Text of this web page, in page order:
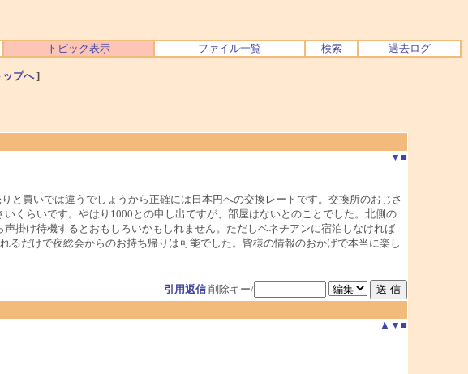
トピック表示 ファイル一覧 検索 過去ログ
プへ]
▼ ■
と買いでは違うでしょうから正確には日本円への交換レートです。交換所のおじさ
くらいです。やはり1000との申し出ですが、部屋はないとのことでした。北側の
掛け待機するとおもしろいかもしれません。ただしベネチアンに宿泊しなければ
だけで夜総会からのお持ち帰りは可能でした。皆様の情報のおかげで本当に楽し
引用返信 削除キー/
▲ ▼ ■